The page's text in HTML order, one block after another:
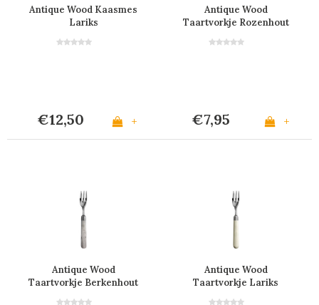
Antique Wood Kaasmes
Lariks
€12,50 +
Antique Wood
Taartvorkje Rozenhout
€7,95 +
Antique Wood
Taartvorkje Berkenhout
Antique Wood
Taartvorkje Lariks